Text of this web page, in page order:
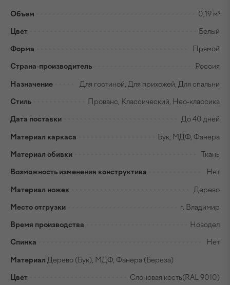
Объем 0,19 м³
Цвет Белый
Форма Прямой
Страна-производитель Россия
Назначение Для гостиной, Для прихожей, Для спальни
Стиль Прованс, Классический, Нео-классика
Дата поставки До 40 дней
Материал каркаса Бук, МДФ, Фанера
Материал обивки Ткань
Возможность изменения конструктива Нет
Материал ножек Дерево
Место отгрузки г. Владимир
Время производства Новодел
Спинка Нет
Материал Дерево (Бук), МДФ, Фанера (Береза)
Цвет Слоновая кость(RAL 9010)